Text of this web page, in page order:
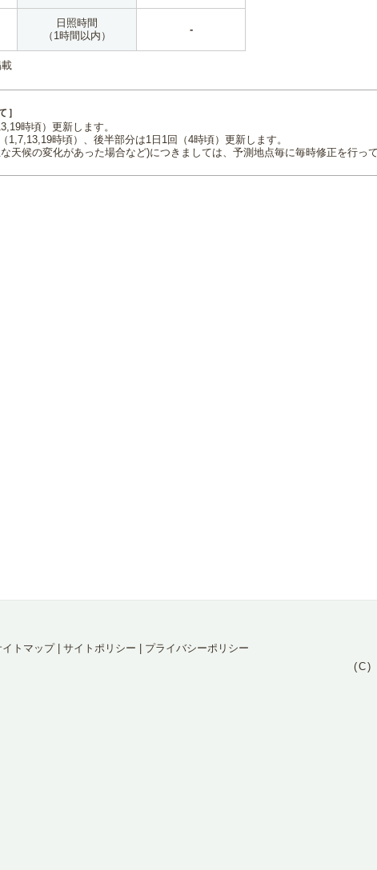
日照時間
（1時間以内）
-
］
時頃）更新します。
1,7,13,19時頃）、後半部分は1日1回（4時頃）更新します。
天候の変化があった場合など)につきましては、予測地点毎に毎時修正を行って
イトマップ| サイトポリシー
プライバシーポリシー
(C)